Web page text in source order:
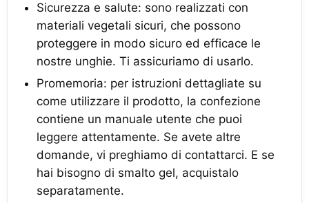
Sicurezza e salute: sono realizzati con
materiali vegetali sicuri, che possono
proteggere in modo sicuro ed efficace le
nostre unghie. Ti assicuriamo di usarlo.
Promemoria: per istruzioni dettagliate su
come utilizzare il prodotto, la confezione
contiene un manuale utente che puoi
leggere attentamente. Se avete altre
domande, vi preghiamo di contattarci. E se
hai bisogno di smalto gel, acquistalo
separatamente.